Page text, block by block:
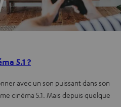
5.1 ?
avec un son puissant dans son
cinéma 5.1. Mais depuis quelque